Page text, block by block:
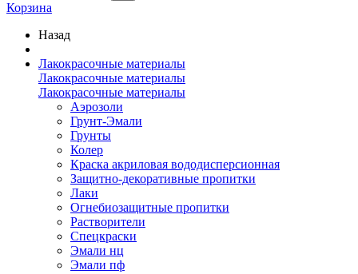
Корзина
Назад
Лакокрасочные материалы
Лакокрасочные материалы
Лакокрасочные материалы
Аэрозоли
Грунт-Эмали
Грунты
Колер
Краска акриловая вододисперсионная
Защитно-декоративные пропитки
Лаки
Огнебиозащитные пропитки
Растворители
Спецкраски
Эмали нц
Эмали пф